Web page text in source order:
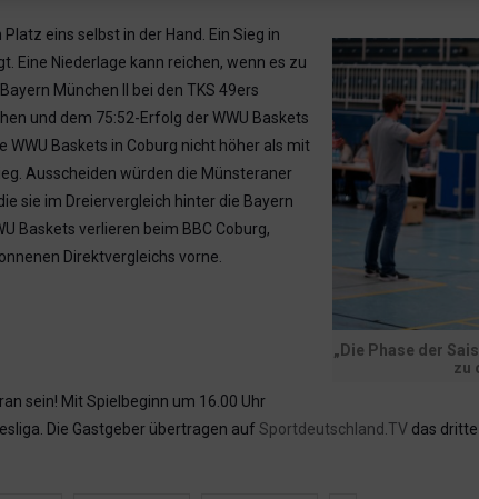
„Die Phase der
zu
Platz eins selbst in der Hand. Ein Sieg in
Eine Niederlage kann reichen, wenn es zu
München II bei den TKS 49ers
und dem 75:52-Erfolg der WWU Baskets
WWU Baskets in Coburg nicht höher als mit
Ausscheiden würden die Münsteraner
sie im Dreiervergleich hinter die Bayern
Baskets verlieren beim BBC Coburg,
Direktvergleichs vorne.
sein! Mit Spielbeginn um 16.00 Uhr
Die Gastgeber übertragen auf Sportdeutschland.TV das